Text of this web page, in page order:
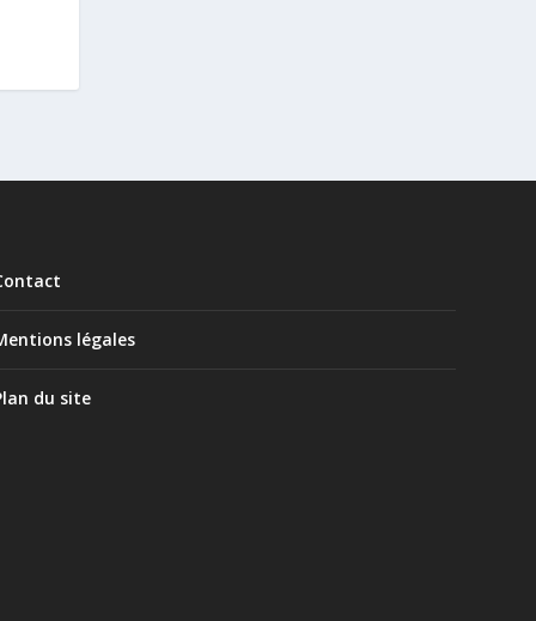
légales
du site